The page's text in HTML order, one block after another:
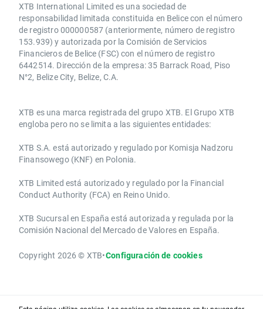
XTB International Limited es una sociedad de
responsabilidad limitada constituida en Belice con el número
de registro 000000587 (anteriormente, número de registro
153.939) y autorizada por la Comisión de Servicios
Financieros de Belice (FSC) con el número de registro
6442514. Dirección de la empresa: 35 Barrack Road, Piso
N°2, Belize City, Belize, C.A.
​​XTB es una marca registrada del grupo XTB. El Grupo XTB
engloba pero no se limita a las siguientes entidades:
XTB S.A.​ está autorizado y regulado por Komisja Nadzoru
Finansowego (KNF) ​en Polonia.
XTB Limited ​está autorizado y regulado por la ​Financial
Conduct Authority ​(FCA) en ​​Reino Unido.
XTB Sucursal en España está autorizada y regulada por la
Comisión Nacional del Mercado de Valores en España.
Copyright 2026 © XTB•Configuración de cookies